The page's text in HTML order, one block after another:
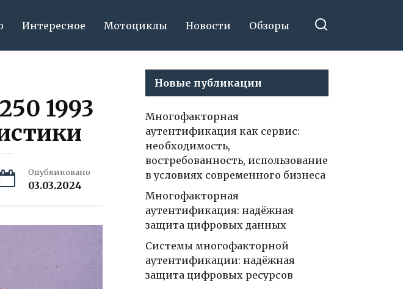
Интересное Мотоциклы Новости Обзоры
1993
Опубликовано
03.03.2024
Новые публикации
Многофакторная
аутентификация как сервис:
необходимость,
востребованность, использование
в условиях современного бизнеса
Многофакторная
аутентификация: надёжная
защита цифровых данных
Системы многофакторной
аутентификации: надёжная
защита цифровых ресурсов